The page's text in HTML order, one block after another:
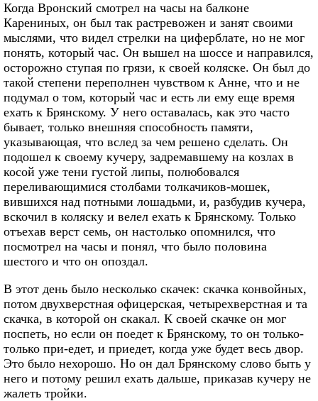
Когда Вронский смотрел на часы на балконе
Карениных, он был так растревожен и занят своими
мыслями, что видел стрелки на циферблате, но не мог
понять, который час. Он вышел на шоссе и направился,
осторожно ступая по грязи, к своей коляске. Он был до
такой степени переполнен чувством к Анне, что и не
подумал о том, который час и есть ли ему еще время
ехать к Брянскому. У него оставалась, как это часто
бывает, только внешняя способность памяти,
указывающая, что вслед за чем решено сделать. Он
подошел к своему кучеру, задремавшему на козлах в
косой уже тени густой липы, полюбовался
переливающимися столбами толкачиков-мошек,
вившихся над потными лошадьми, и, разбудив кучера,
вскочил в коляску и велел ехать к Брянскому. Только
отъехав верст семь, он настолько опомнился, что
посмотрел на часы и понял, что было половина
шестого и что он опоздал.
В этот день было несколько скачек: скачка конвойных,
потом двухверстная офицерская, четырехверстная и та
скачка, в которой он скакал. К своей скачке он мог
поспеть, но если он поедет к Брянскому, то он только-
только при-едет, и приедет, когда уже будет весь двор.
Это было нехорошо. Но он дал Брянскому слово быть у
него и потому решил ехать дальше, приказав кучеру не
жалеть тройки.